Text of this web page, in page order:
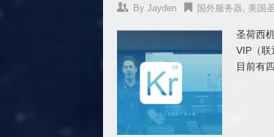
By Jayden 国外服务器, 美国
圣荷西
VIP（联
目前有